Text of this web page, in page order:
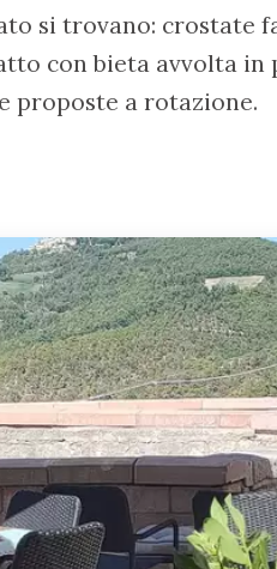
si trovano: crostate
con bieta avvolta in
proposte a rotazione.